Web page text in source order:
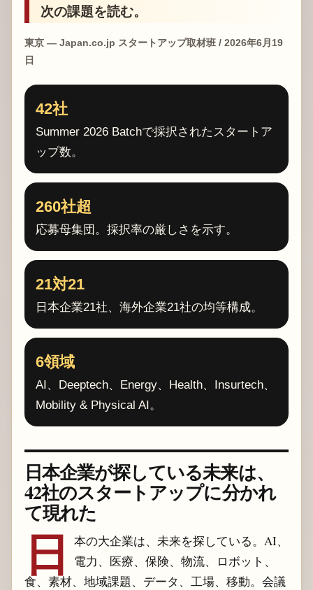
次の課題を読む。
東京 — Japan.co.jp スタートアップ取材班 / 2026年6月19
日
42社
Summer 2026 Batchで採択されたスタートア
ップ数。
260社超
応募母集団。採択率の厳しさを示す。
21対21
日本企業21社、海外企業21社の均等構成。
6領域
AI、Deeptech、Energy、Health、Insurtech、
Mobility & Physical AI。
日本企業が探している未来は、
42社のスタートアップに分かれ
て現れた
日
本の大企業は、未来を探している。AI、
電力、医療、保険、物流、ロボット、
食、素材、地域課題、データ、工場、移動。会議